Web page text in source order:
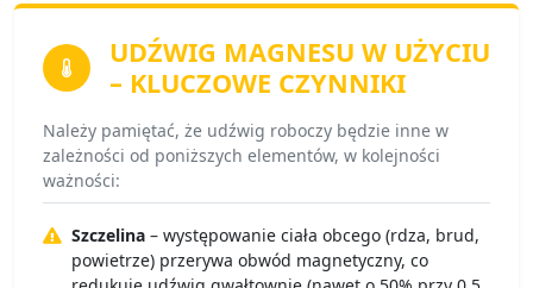
UDŹWIG MAGNESU W UŻYCIU
– KLUCZOWE CZYNNIKI
Należy pamiętać, że udźwig roboczy będzie inne w
zależności od poniższych elementów, w kolejności
ważności:
Szczelina – występowanie ciała obcego (rdza, brud,
powietrze) przerywa obwód magnetyczny, co